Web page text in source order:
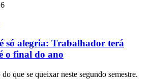
só alegria: Trabalhador terá
o final do ano
que se queixar neste segundo semestre.